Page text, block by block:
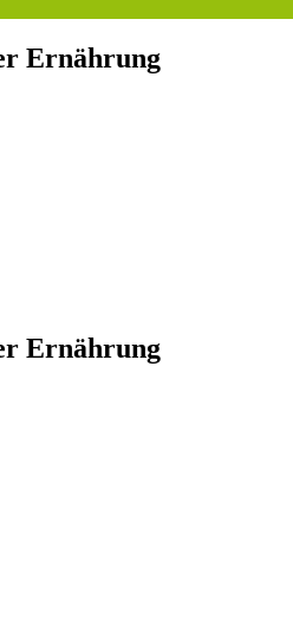
Ernährung
Ernährung